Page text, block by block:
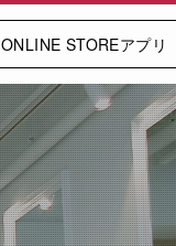
ONLINE STOREアプリ